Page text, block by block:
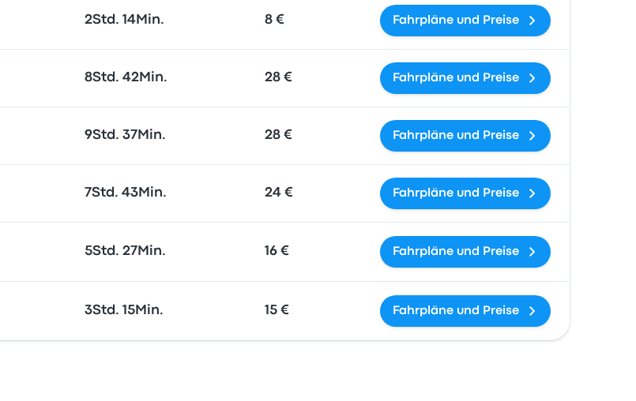
2Std. 14Min. 8 € Fahrpläne und Preise
8Std. 42Min. 28 € Fahrpläne und Preise
9Std. 37Min. 28 € Fahrpläne und Preise
7Std. 43Min. 24 € Fahrpläne und Preise
5Std. 27Min. 16 € Fahrpläne und Preise
3Std. 15Min. 15 € Fahrpläne und Preise